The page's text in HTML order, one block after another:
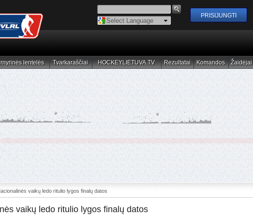
Powered by
lentelės
lentelės Tvarkaraščiai
Tvarkaraščiai HOCKEYLIETUVA.TV
HOCKEYLIETUVA.TV Rezultatai
Rezultatai Komandos
Komandos Žaidėjai
Žaidėjai
vaikų ledo ritulio lygos finalų datos
vaikų ledo ritulio lygos finalų datos